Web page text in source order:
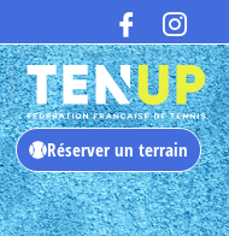
Réserver un terrain